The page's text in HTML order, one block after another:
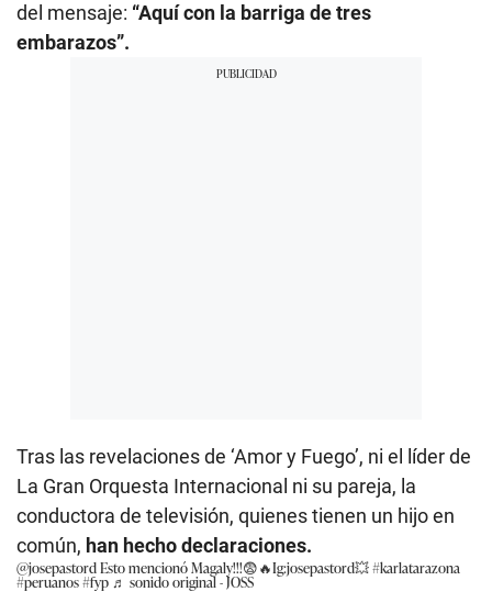
del mensaje: “Aquí con la barriga de tres
embarazos”.
Tras las revelaciones de ‘Amor y Fuego’, ni el líder de
La Gran Orquesta Internacional ni su pareja, la
conductora de televisión, quienes tienen un hijo en
común, han hecho declaraciones.
@josepastordEsto mencionó Magaly!!!😨🔥Ig:josepastord💥#karlatarazona
#peruanos#fyp ♬ sonido original - JOSS